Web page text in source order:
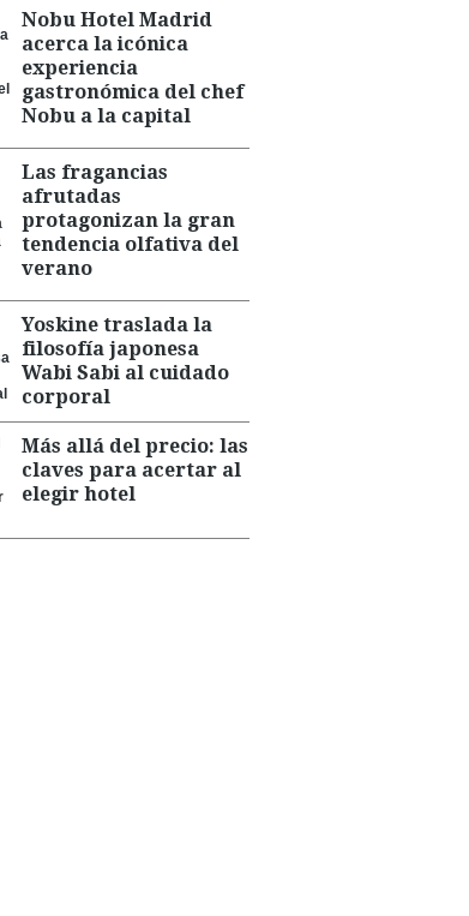
Nobu Hotel Madrid
acerca la icónica
experiencia
gastronómica del chef
Nobu a la capital
Las fragancias
afrutadas
protagonizan la gran
tendencia olfativa del
verano
Yoskine traslada la
filosofía japonesa
Wabi Sabi al cuidado
corporal
Más allá del precio: las
claves para acertar al
elegir hotel